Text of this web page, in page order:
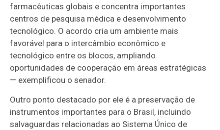
farmacêuticas globais e concentra importantes
centros de pesquisa médica e desenvolvimento
tecnológico. O acordo cria um ambiente mais
favorável para o intercâmbio econômico e
tecnológico entre os blocos, ampliando
oportunidades de cooperação em áreas estratégicas
— exemplificou o senador.
Outro ponto destacado por ele é a preservação de
instrumentos importantes para o Brasil, incluindo
salvaguardas relacionadas ao Sistema Único de